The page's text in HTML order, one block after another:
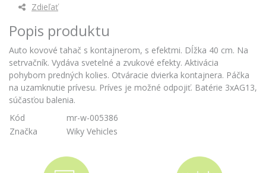
Zdieľať
Popis produktu
Auto kovové tahač s kontajnerom, s efektmi. Dĺžka 40 cm. Na
setrvačník. Vydáva svetelné a zvukové efekty. Aktivácia
pohybom predných kolies. Otváracie dvierka kontajnera. Páčka
na uzamknutie prívesu. Príves je možné odpojiť. Batérie 3xAG13,
súčasťou balenia.
Kód
mr-w-005386
Značka
Wiky Vehicles